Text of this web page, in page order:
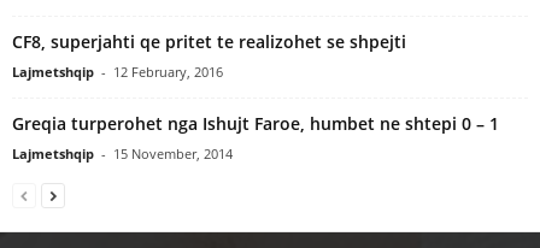
CF8, superjahti qe pritet te realizohet se shpejti
Lajmetshqip - 12 February, 2016
Greqia turperohet nga Ishujt Faroe, humbet ne shtepi 0 – 1
Lajmetshqip - 15 November, 2014